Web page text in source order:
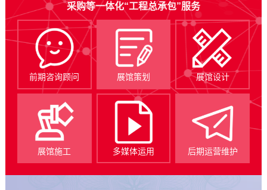
采购等一体化“工程总承包”服务
前期咨询顾问 展馆策划 展馆设计
展馆施工 多媒体运用 后期运营维护